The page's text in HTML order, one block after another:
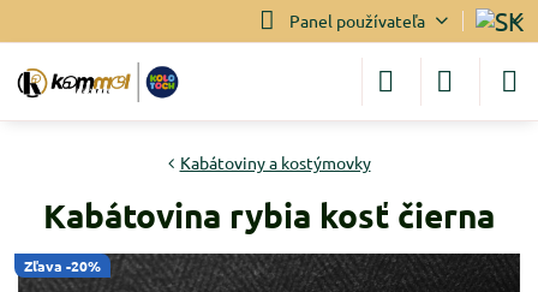
Panel používateľa
Zľava -20%
Kabátoviny a kostýmovky
Kabátovina rybia kosť čierna